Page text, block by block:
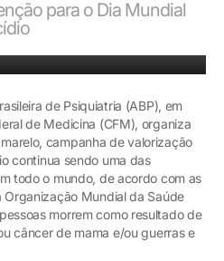
para o Dia Mundial
de Psiquiatria (ABP), em
de Medicina (CFM), organiza
campanha de valorização
continua sendo uma das
todo o mundo, de acordo com as
Mundial da Saúde
morrem como resultado de
câncer de mama e/ou guerras e